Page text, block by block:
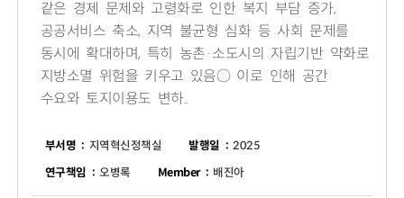
같은 경제 문제와 고령화로 인한 복지 부담 증가,
공공서비스 축소, 지역 불균형 심화 등 사회 문제를
동시에 확대하며, 특히 농촌·소도시의 자립기반 약화로
지방소멸 위험을 키우고 있음○ 이로 인해 공간
수요와 토지이용도 변하..
부서명 : 지역혁신정책실 발행일 : 2025
연구책임 : 오병록 Member : 배진아